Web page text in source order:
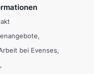
bei Evenses